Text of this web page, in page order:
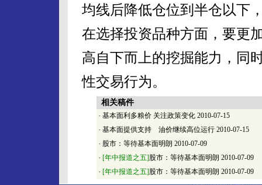
均线后降低仓位到半仓以下
在选择投资品种方面，要更
高自下而上的挖掘能力，同
性交易行为。
相关稿件
· 基本面利多粮价 关注政策变化 2010-07-15
· 基本面提供支持 油价继续高位运行 2010-07-15
· 股市：等待基本面明朗 2010-07-09
· [年中报道之五]股市：等待基本面明朗 2010-07-09
· [年中报道之五]股市：等待基本面明朗 2010-07-09